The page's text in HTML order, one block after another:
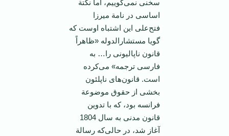
سخنی‌ نمی‌گوییم‌، اما نكتة‌
اساسی‌ در نامة‌ میرزا
فتح‌علی‌ این‌ اشتباه‌ اوست‌ كه‌
گویا مستشارالدوله‌ «ظاهراً
قانون‌ ناپالیونی ‌را… به‌
فارسی‌ ترجمه‌» می‌كرده‌
است‌. قانون‌های‌ ناپلئون‌
بخشی‌ از حقوق‌ موضوعة‌
فرانسه‌ بود، كه‌ با تدوین‌
قانون‌ مدنی‌ به‌ سال‌ 1804
آغاز شد، در حالی‌كه‌ رسالة‌